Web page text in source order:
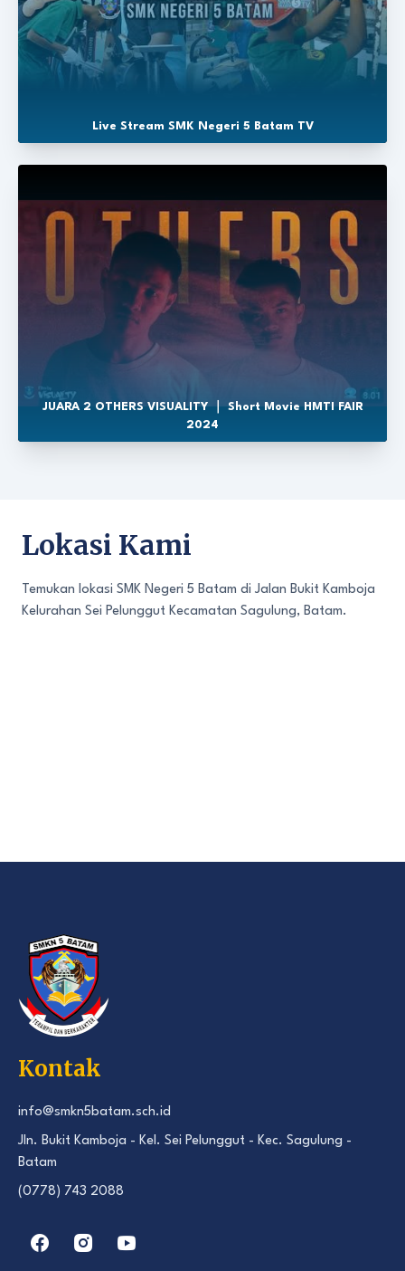
Live Stream SMK Negeri 5 Batam TV
JUARA 2 OTHERS VISUALITY ｜ Short Movie HMTI FAIR
2024
Lokasi Kami
Temukan lokasi SMK Negeri 5 Batam di Jalan Bukit Kamboja
Kelurahan Sei Pelunggut Kecamatan Sagulung, Batam.
Kontak
info@smkn5batam.sch.id
Jln. Bukit Kamboja - Kel. Sei Pelunggut - Kec. Sagulung -
Batam
(0778) 743 2088